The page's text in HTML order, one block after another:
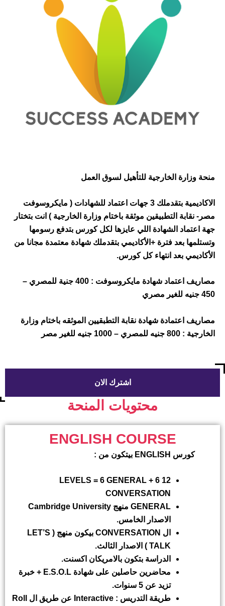
اونلاين
الخارجية للتأهيل لسوق العمل
الاكاديمية بتقدملك 3 جهات اعتماد للشهادات ( مايكروسوفت
التطبيقين موثقة باختام وزارة الخارجية ) انت بتختار
الشهادة اللي عايزها لكل كورس بتدفع رسومها
بعد فترة +الأكاديمي بتقدملك شهادة معتمدة مجانا من
بعد انتهاء كل كورس.
مصاريف اعتماد شهادة مايكروسوفت : 400 جنية للمصري –
اعتمادة شهادة نقابة التطبقيين الموثقه باختام وزارة
– 1000 جنيه للغير مصر
اشترك الان
محتويات المنحة
ENGLISH COURSE
ENGLISHبيتكون من :
12 LEVELS = 6 GENERAL + 6
CONVERSATION
GENERALمنهجCambridge University
الاصدار الخامس.
CONVERSATIONبيكون منهج (LET’S
) الاصدار الثالث.
الدراسة بتكون بالامريكان اكسنت.
محاضرين حاصلين على شهادة E.S.O.L+ خبرة
تزيد عن 5 سنوات.
طريقة التدريس :Interactiveعن طريق الRoll